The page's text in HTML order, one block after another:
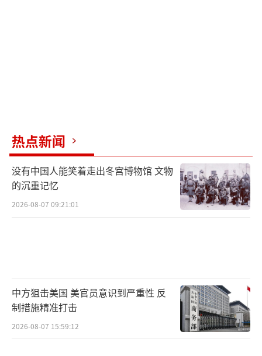
热点新闻
没有中国人能笑着走出冬宫博物馆 文物
的沉重记忆
2026-08-07 09:21:01
中方狙击美国 美官员意识到严重性 反
制措施精准打击
2026-08-07 15:59:12